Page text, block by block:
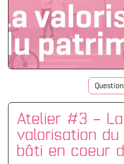
Atelier #3 – La
valorisation
bâti en coeur